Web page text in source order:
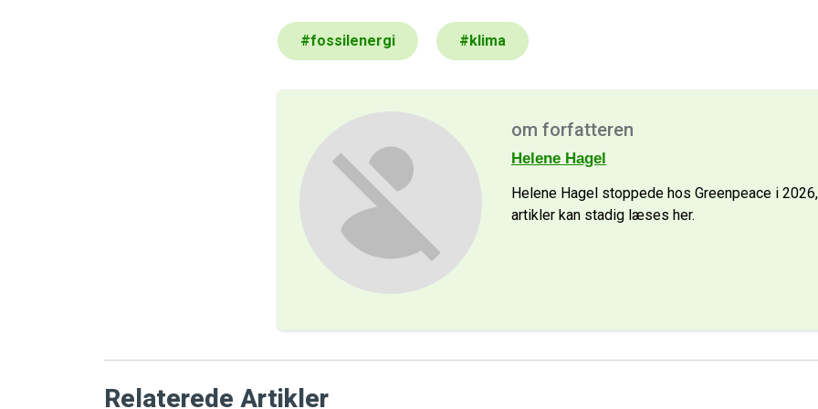
#fossilenergi #klima
om forfatteren
Helene Hagel
Helene Hagel stoppede hos Greenpeace i
artikler kan stadig læses her.
Relaterede Artikler